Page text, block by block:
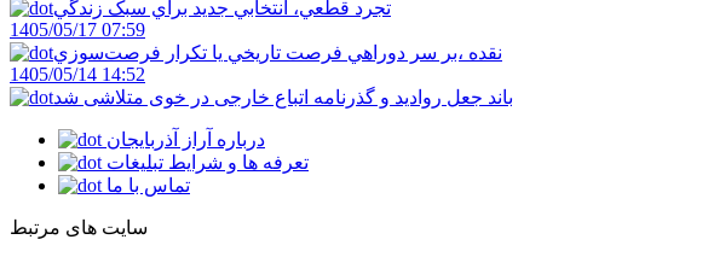
تجرد قطعي، انتخابي جديد براي سبک زندگي
1405/05/17 07:59
نقده ،بر سر دوراهي فرصت تاريخي يا تکرار فرصت‌سوزي
1405/05/14 14:52
باند جعل روادید و گذرنامه اتباع خارجی در خوی متلاشی شد
درباره آراز آذربایجان
تعرفه ها و شرایط تبلیغات
تماس با ما
سایت های مرتبط